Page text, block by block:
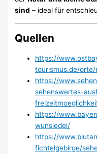
sind – ideal für
Quellen
https://
tourismus.de/
https://
sehenswertes-
https://
wunsiedel/
https://
fichtelgebirge/